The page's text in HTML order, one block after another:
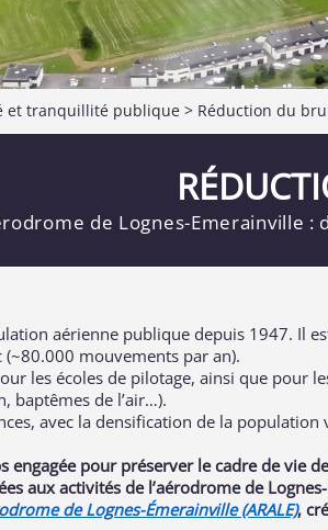
et tranquillité publique > Réduction du
de Lognes-Emerainville :
aérienne publique depuis 1947. Il
mouvements par an).
les écoles de pilotage, ainsi que pour
baptêmes de l’air…).
avec la densification de la
engagée pour préserver le cadre de vie
aux activités de l’aérodrome de
de Lognes-Émerainville (ARALE),